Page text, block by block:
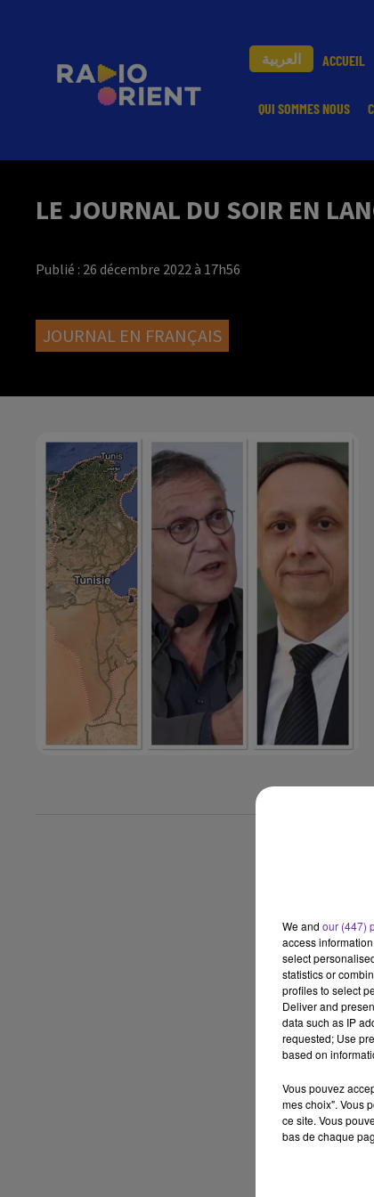
العربية ACCUEIL
QUI SOMMES NOUS
LE JOURNAL DU SOIR EN
Publié : 26 décembre 2022 à 17h56
JOURNAL EN FRANÇAIS
We and our (447)
access
select
statistics or
profiles to select
Deliver and
data such as IP
requested; Use
based on
Vous pouvez
mes choix". Vous
ce site. Vous
bas de chaque